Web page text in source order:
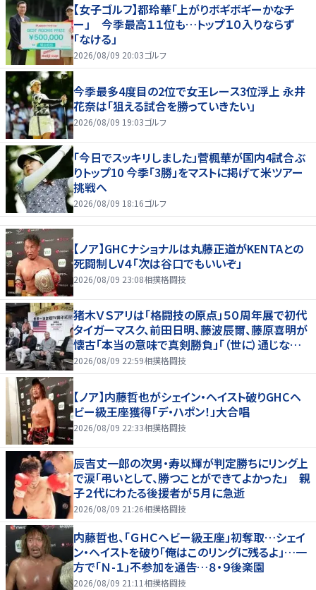
【女子ゴルフ】都玲華「上がりボギボギーかなチ
ー」 今季最高１１位も…トップ１０入りならず
「なける」
2026/08/09 20:03ゴルフ
今季最多4度目の2位で女王レース3位浮上 永井
花奈は「狙える試合を勝っていきたい」
2026/08/09 19:03ゴルフ
「今日でスッキリしました」菅楓華が国内4試合ぶ
りトップ10 今季「3勝」をマストに掲げて米ツアー
挑戦へ
2026/08/09 18:16ゴルフ
【ノア】GHCナショナルは丸藤正道がKENTAとの
死闘制しV４「次は谷口でもいいぞ」
2026/08/09 23:08相撲格闘技
猪木ＶＳアリは「格闘技の原点」５０周年展で初代
タイガーマスク、前田日明、藤波辰爾、藤原喜明が
懐古「本当の意味で真剣勝負」「（世に）通じない
歯がゆさも」
2026/08/09 22:59相撲格闘技
【ノア】内藤哲也がシェイン・ヘイスト破りGHCヘ
ビー級王座獲得「デ・ハポン！」大合唱
2026/08/09 22:33相撲格闘技
辰吉丈一郎の次男・寿以輝が判定勝ちにリング上
で涙「弔いとして、勝つことができてよかった」 親
子２代にわたる後援者が５月に急逝
2026/08/09 21:26相撲格闘技
内藤哲也、「ＧＨＣヘビー級王座」初奪取…シェイ
ン・ヘイストを破り「俺はこのリングに残るよ」…一
方で「Ｎ-１」不参加を通告…８・９後楽園
2026/08/09 21:11 相撲格闘技